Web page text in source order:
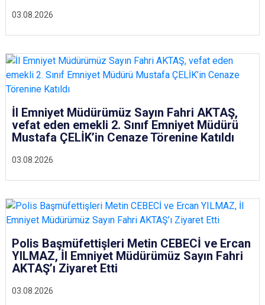
03.08.2026
03.08.2026
İl Emniyet Müdürümüz Sayın Fahri AKTAŞ,
vefat eden emekli 2. Sınıf Emniyet Müdürü
Mustafa ÇELİK’in Cenaze Törenine Katıldı
03.08.2026
Polis Başmüfettişleri Metin CEBECİ ve Ercan
YILMAZ, İl Emniyet Müdürümüz Sayın Fahri
AKTAŞ’ı Ziyaret Etti